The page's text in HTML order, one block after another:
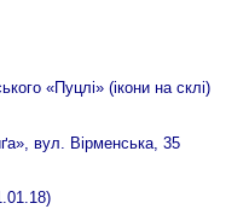
«Пуцлі» (ікони на склі)
вул. Вірменська, 35